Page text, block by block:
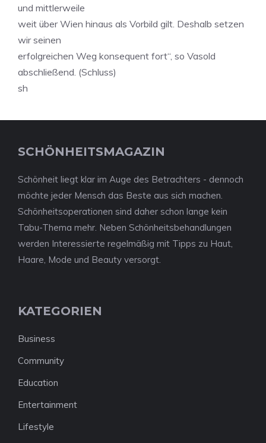
und mittlerweile
weit über Wien hinaus als Vorbild gilt. Deshalb setzen
wir seinen
erfolgreichen Weg konsequent fort“, so Vasold
abschließend. (Schluss)
sh
SCHÖNHEITSMAGAZIN
Schönheit liegt klar im Auge des Betrachters - dennoch
möchte jeder Mensch das Beste aus sich machen.
Schönheitsoperationen sind daher schon lange kein
Tabu-Thema mehr. Neben Schönheitsbehandlungen
werden Interessierte regelmäßig mit Tipps zu Haut,
Haare, Mode und Beauty versorgt.
KATEGORIEN
Business
Community
Education
Entertainment
Lifestyle